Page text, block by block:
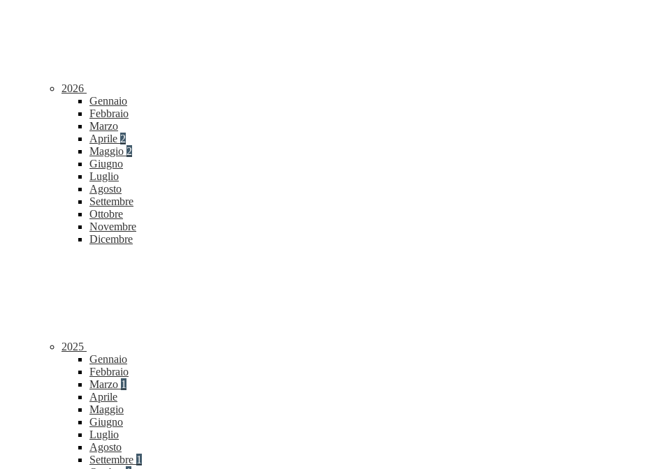
2026
Gennaio
Febbraio
Marzo
Aprile 2
Maggio 2
Giugno
Luglio
Agosto
Settembre
Ottobre
Novembre
Dicembre
2025
Gennaio
Febbraio
Marzo 1
Aprile
Maggio
Giugno
Luglio
Agosto
Settembre 1